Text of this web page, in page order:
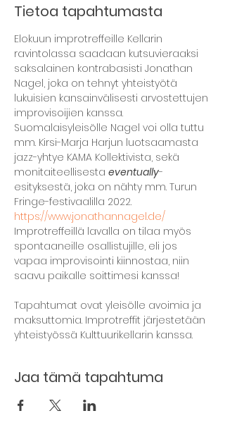
Tietoa tapahtumasta
Elokuun improtreffeille Kellarin
ravintolassa saadaan kutsuvieraaksi
saksalainen kontrabasisti Jonathan
Nagel, joka on tehnyt yhteistyötä
lukuisien kansainvälisesti arvostettujen
improvisoijien kanssa.
Suomalaisyleisölle Nagel voi olla tuttu
mm. Kirsi-Marja Harjun luotsaamasta
jazz-yhtye KAMA Kollektivista, sekä
monitaiteellisesta eventually-
esityksestä, joka on nähty mm. Turun
Fringe-festivaalilla 2022.
https://www.jonathannagel.de/
Improtreffeillä lavalla on tilaa myös
spontaaneille osallistujille, eli jos
vapaa improvisointi kiinnostaa, niin
saavu paikalle soittimesi kanssa!
Tapahtumat ovat yleisölle avoimia ja
maksuttomia. Improtreffit järjestetään
yhteistyössä Kulttuurikellarin kanssa.
Jaa tämä tapahtuma